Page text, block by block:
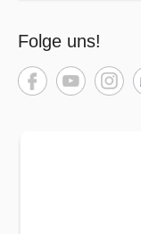
Folge uns!